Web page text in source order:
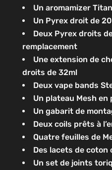
Un aromamizer
Un Pyrex droit de
Deux Pyrex droits
remplacement
Une extension de
droits de 32ml
Deux vape bands
Un plateau Mesh en
Un gabarit de
Deux coils prêts à
Quatre feuilles de
Des lacets de coton
Un set de joints